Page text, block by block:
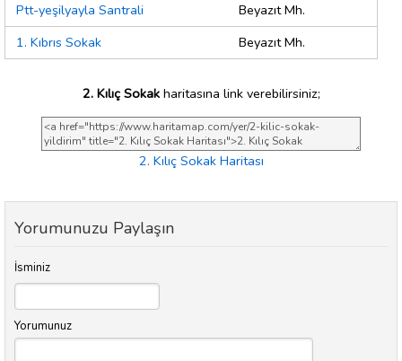
Ptt-yeşilyayla Santrali
Beyazıt Mh.
1. Kıbrıs Sokak
Beyazıt Mh.
2. Kılıç Sokakharitasına link verebilirsiniz;
2. Kılıç Sokak Haritası
Yorumunuzu Paylaşın
İsminiz
Yorumunuz